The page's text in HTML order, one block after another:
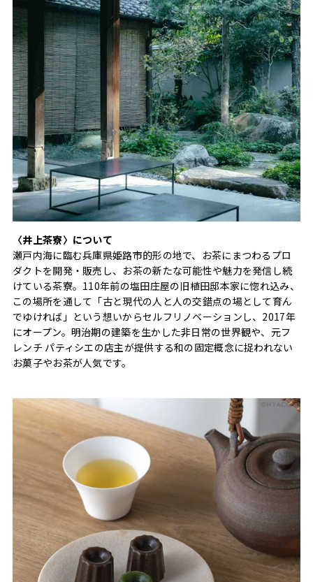
〈井上茶寮〉について
瀬戸内海に臨む兵庫県姫路市的形の地で、お茶にまつわるプロ
ダクトを開発・販売し、お茶の新たな可能性や魅力を発信し続
けている茶寮。110年前の塩田庄屋の旧植田邸本家に惚れ込み、
この場所を通して「古と現代の人と人の交錯点の場として育ん
でゆければ」という想いからセルフリノベーションし、2017年
にオープン。明治期の建築を生かした非日常の世界観や、元フ
レンチ パティシエの店主が提供する和の固定概念に捉われない
お菓子やお茶が人気です。